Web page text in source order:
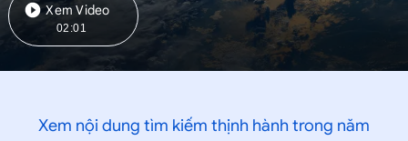
Xem Video
02:01
Xem nội dung tìm kiếm thịnh hành trong năm